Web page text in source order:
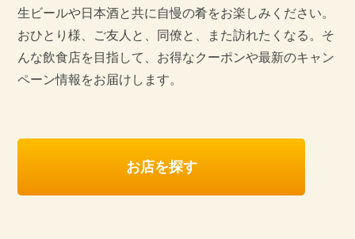
生ビールや日本酒と共に自慢の肴をお楽しみください。
おひとり様、ご友人と、同僚と、また訪れたくなる。そ
んな飲食店を目指して、お得なクーポンや最新のキャン
ペーン情報をお届けします。
お店を探す